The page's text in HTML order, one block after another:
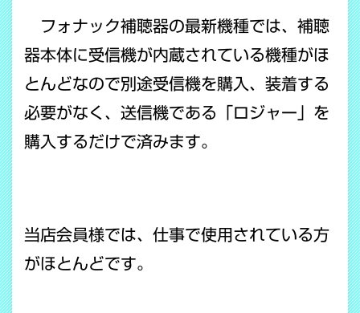
フォナック補聴器の最新機種では、補聴
器本体に受信機が内蔵されている機種がほ
とんどなので別途受信機を購入、装着する
必要がなく、送信機である「ロジャー」を
購入するだけで済みます。
当店会員様では、仕事で使用されている方
がほとんどです。